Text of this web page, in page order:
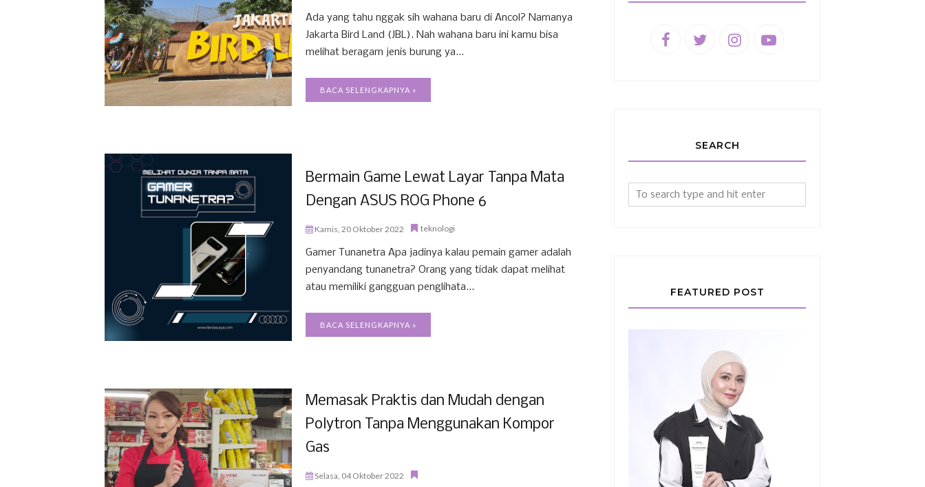
Ada yang tahu nggak sih wahana baru di Ancol? Namanya
Jakarta Bird Land (JBL). Nah wahana baru ini kamu bisa
melihat beragam jenis burung ya...
BACA SELENGKAPNYA »
Bermain Game Lewat Layar Tanpa Mata
Dengan ASUS ROG Phone 6
Kamis, 20 Oktober 2022 teknologi
Gamer Tunanetra Apa jadinya kalau pemain gamer adalah
penyandang tunanetra? Orang yang tidak dapat melihat
atau memiliki gangguan penglihata...
BACA SELENGKAPNYA »
Memasak Praktis dan Mudah dengan
Polytron Tanpa Menggunakan Kompor
Gas
Selasa, 04 Oktober 2022
SEARCH
FEATURED POST